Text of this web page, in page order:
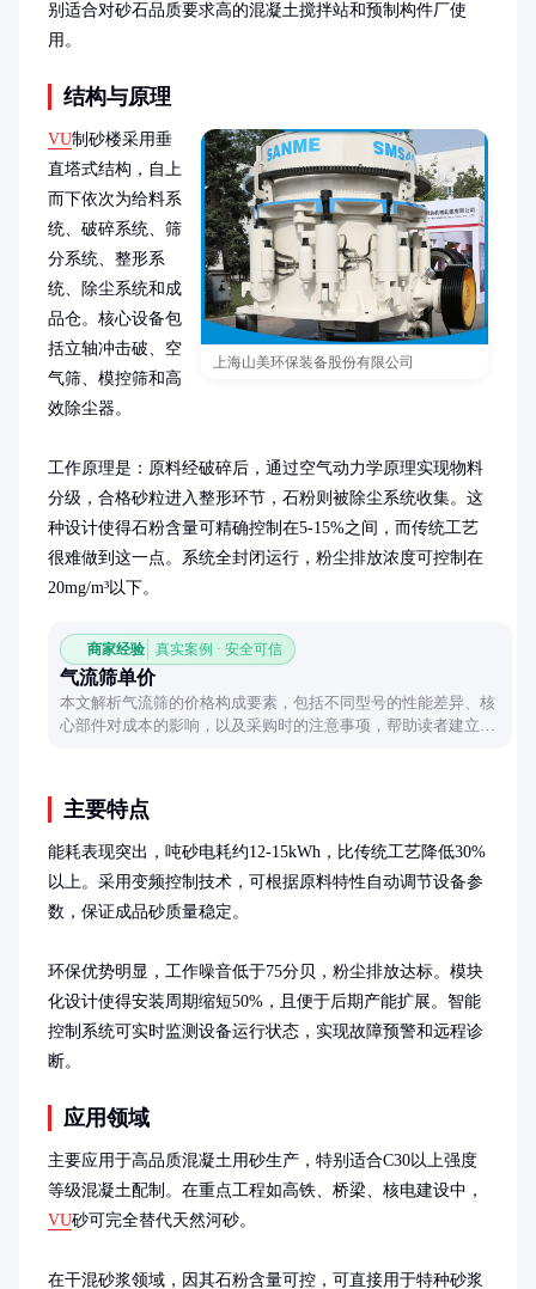
别适合对砂石品质要求高的混凝土搅拌站和预制构件厂使
用。
结构与原理
上海山美环保装备股份有限公司
VU制砂楼采用垂
直塔式结构，自上
而下依次为给料系
统、破碎系统、筛
分系统、整形系
统、除尘系统和成
品仓。核心设备包
括立轴冲击破、空
气筛、模控筛和高
效除尘器。
工作原理是：原料经破碎后，通过空气动力学原理实现物料
分级，合格砂粒进入整形环节，石粉则被除尘系统收集。这
种设计使得石粉含量可精确控制在5-15%之间，而传统工艺
很难做到这一点。系统全封闭运行，粉尘排放浓度可控制在
20mg/m³以下。
商家经验 真实案例 · 安全可信
气流筛单价
本文解析气流筛的价格构成要素，包括不同型号的性能差异、核
心部件对成本的影响，以及采购时的注意事项，帮助读者建立合
主要特点
能耗表现突出，吨砂电耗约12-15kWh，比传统工艺降低30%
以上。采用变频控制技术，可根据原料特性自动调节设备参
数，保证成品砂质量稳定。
环保优势明显，工作噪音低于75分贝，粉尘排放达标。模块
化设计使得安装周期缩短50%，且便于后期产能扩展。智能
控制系统可实时监测设备运行状态，实现故障预警和远程诊
断。
应用领域
主要应用于高品质混凝土用砂生产，特别适合C30以上强度
等级混凝土配制。在重点工程如高铁、桥梁、核电建设中，
VU砂可完全替代天然河砂。
在干混砂浆领域，因其石粉含量可控，可直接用于特种砂浆